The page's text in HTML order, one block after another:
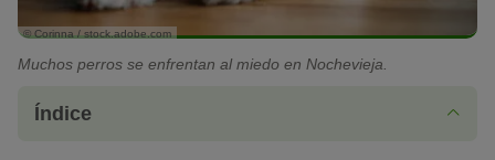
© Corinna / stock.adobe.com
Muchos perros se enfrentan al miedo en Nochevieja.
Índice